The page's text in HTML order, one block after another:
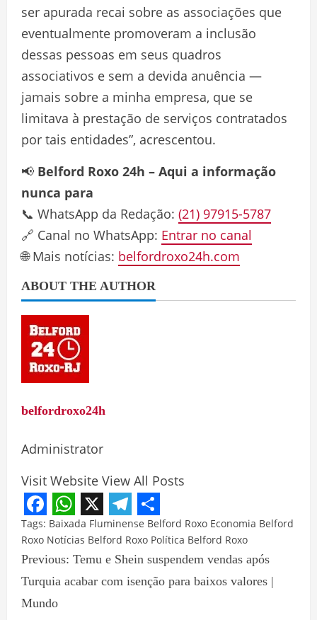
ser apurada recai sobre as associações que
eventualmente promoveram a inclusão
dessas pessoas em seus quadros
associativos e sem a devida anuência —
jamais sobre a minha empresa, que se
limitava à prestação de serviços contratados
por tais entidades”, acrescentou.
📢 Belford Roxo 24h – Aqui a informação
nunca para
📞 WhatsApp da Redação: (21) 97915-5787
🔗 Canal no WhatsApp: Entrar no canal
🌐 Mais notícias: belfordroxo24h.com
ABOUT THE AUTHOR
belfordroxo24h
Administrator
Visit Website View All Posts
Facebook
WhatsApp
X Telegram
Share
Tags: Baixada Fluminense Belford Roxo Economia Belford
Roxo Notícias Belford Roxo Política Belford Roxo
Previous: Temu e Shein suspendem vendas após
Turquia acabar com isenção para baixos valores |
Mundo